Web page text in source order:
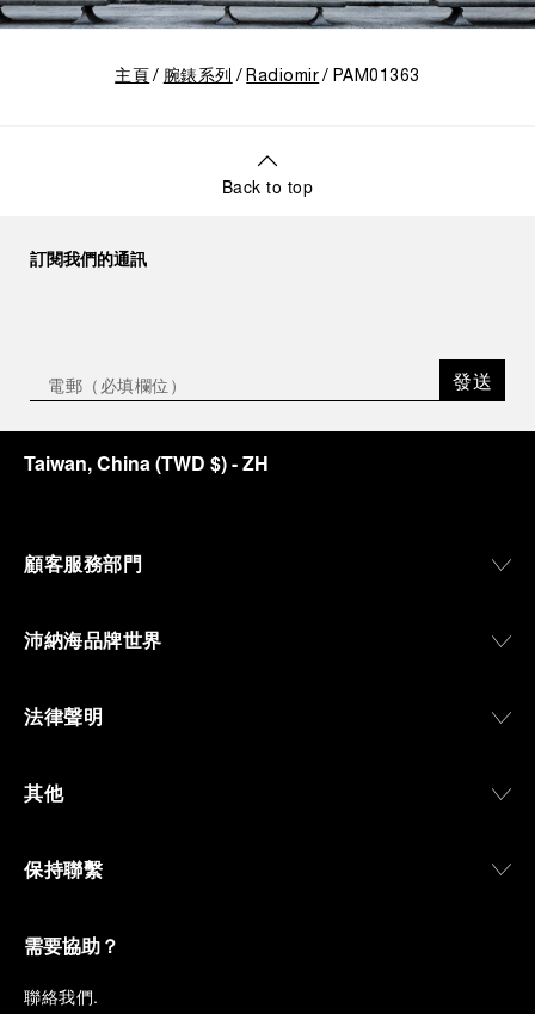
主頁 腕錶系列 Radiomir PAM01363
Back to top
訂閱我們的通訊
發送
Taiwan, China(TWD $)- ZH
顧客服務部門
沛納海品牌世界
法律聲明
其他
保持聯繫
需要協助？
聯絡我們.